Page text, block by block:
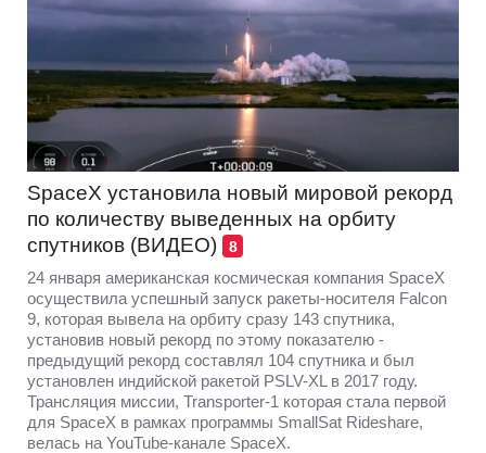
SpaceX установила новый мировой рекорд
по количеству выведенных на орбиту
спутников (ВИДЕО)
8
24 января американская космическая компания SpaceX
осуществила успешный запуск ракеты-носителя Falcon
9, которая вывела на орбиту сразу 143 спутника,
установив новый рекорд по этому показателю -
предыдущий рекорд составлял 104 спутника и был
установлен индийской ракетой PSLV-XL в 2017 году.
Трансляция миссии, Transporter-1 которая стала первой
для SpaceX в рамках программы SmallSat Rideshare,
велась на YouTube-канале SpaceX.